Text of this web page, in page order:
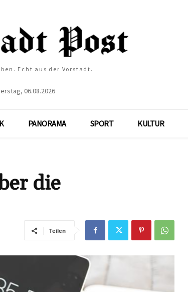
Echt aus der Vorstadt.
06.08.2026
PANORAMA SPORT KULTUR
die
Teilen